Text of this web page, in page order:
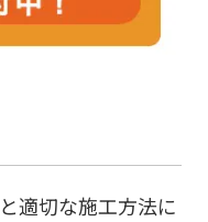
適切な施工方法に